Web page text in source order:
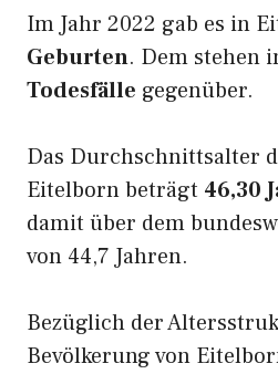
Im Jahr 2022 gab es in
Geburten. Dem stehen
Todesfälle gegenüber.
Das Durchschnittsalter
Eitelborn beträgt 46,30
damit über dem
von 44,7 Jahren.
Bezüglich der
Bevölkerung von